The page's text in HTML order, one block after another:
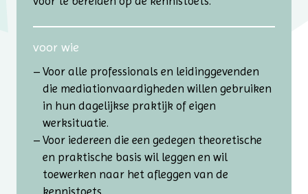
voor wie
Voor alle professionals en leidinggevenden
die mediationvaardigheden willen gebruiken
in hun dagelijkse praktijk of eigen
werksituatie.
Voor iedereen die een gedegen theoretische
en praktische basis wil leggen en wil
toewerken naar het afleggen van de
kennistoets.